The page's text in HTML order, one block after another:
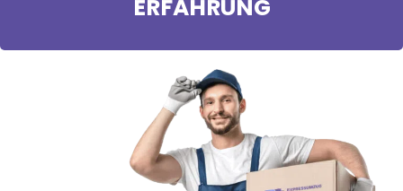
ERFAHRUNG